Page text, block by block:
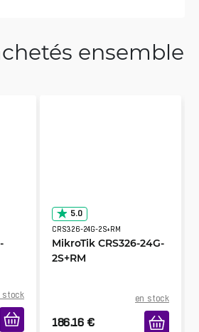
ensemble
stock
5.0
CRS326-24G-2S+RM
MikroTik CRS326-24G-
2S+RM
en stock
186.16 €